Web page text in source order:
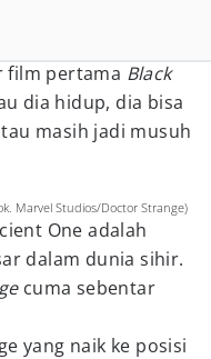
film pertama Black
dia hidup, dia bisa
masih jadi musuh
Marvel Studios/Doctor Strange)
One adalah
dalam dunia sihir.
cuma sebentar
yang naik ke posisi